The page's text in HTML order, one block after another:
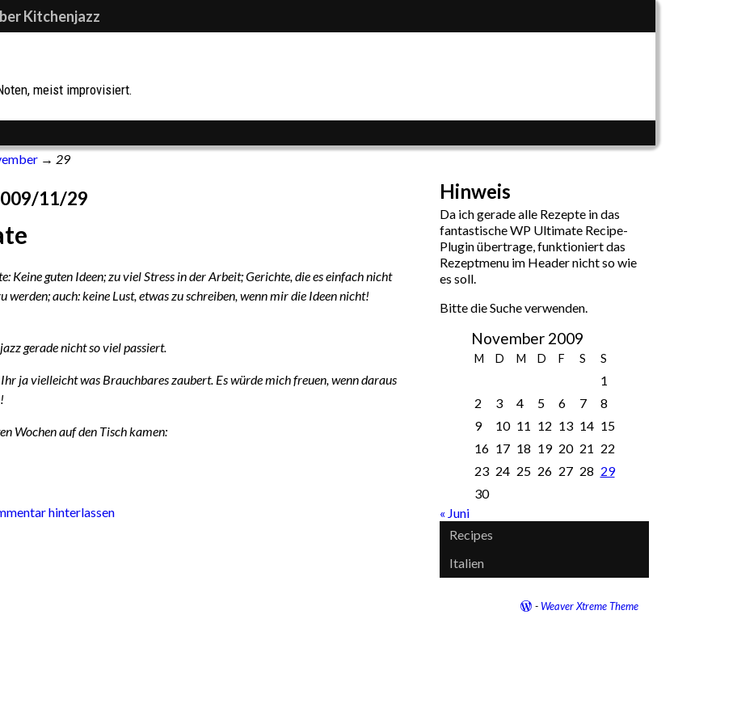
Kitchenjazz
meist improvisiert.
→ 29
11/29
Keine guten Ideen; zu viel Stress in der Arbeit; Gerichte, die es einfach nicht
werden; auch: keine Lust, etwas zu schreiben, wenn mir die Ideen nicht!
gerade nicht so viel passiert.
ja vielleicht was Brauchbares zaubert. Es würde mich freuen, wenn daraus
Wochen auf den Tisch kamen:
hinterlassen
Hinweis
Da ich gerade alle Rezepte in das
fantastische WP Ultimate Recipe-
Plugin übertrage, funktioniert das
Rezeptmenu im Header nicht so wie
es soll.
Bitte die Suche verwenden.
November 2009
M D M D F S S
1
2
3 4 5 6 7
8
9
10 11 12 13 14 15
16 17 18 19 20 21 22
23 24 25 26 27 28 29
30
« Juni
Recipes
Italien
- Weaver Xtreme Theme